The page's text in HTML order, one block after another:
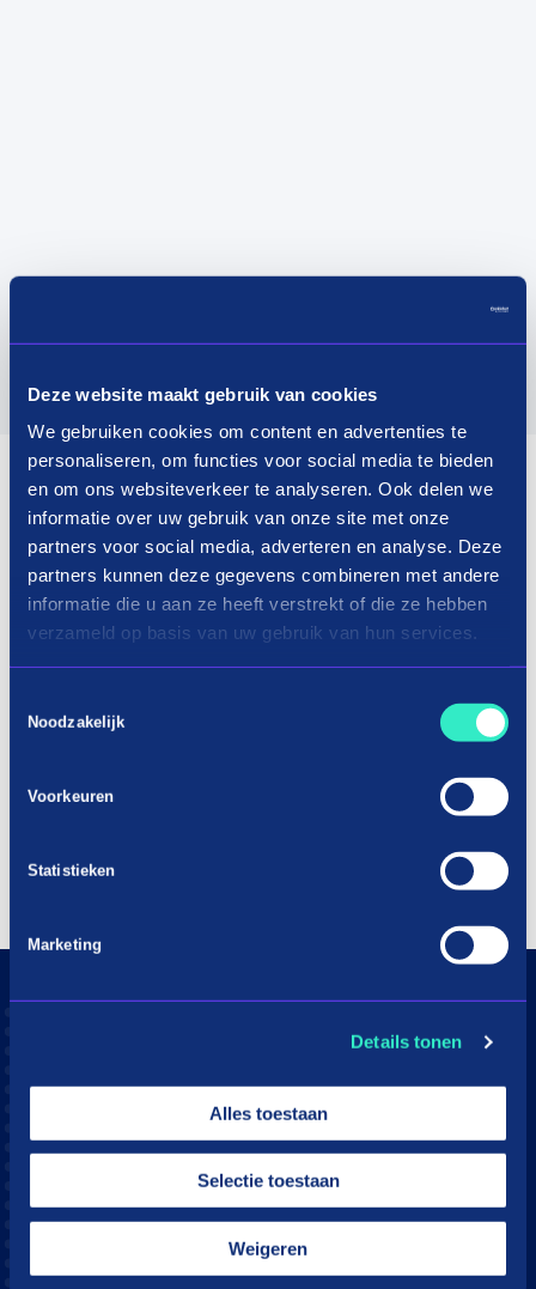
Deze website maakt gebruik van cookies
We gebruiken cookies om content en advertenties te
personaliseren, om functies voor social media te bieden
en om ons websiteverkeer te analyseren. Ook delen we
informatie over uw gebruik van onze site met onze
partners voor social media, adverteren en analyse. Deze
partners kunnen deze gegevens combineren met andere
informatie die u aan ze heeft verstrekt of die ze hebben
verzameld op basis van uw gebruik van hun services.
Noodzakelijk
Voorkeuren
Statistieken
Marketing
Details tonen
Alles toestaan
Selectie toestaan
Weigeren
Download app
Moeite met betalen?